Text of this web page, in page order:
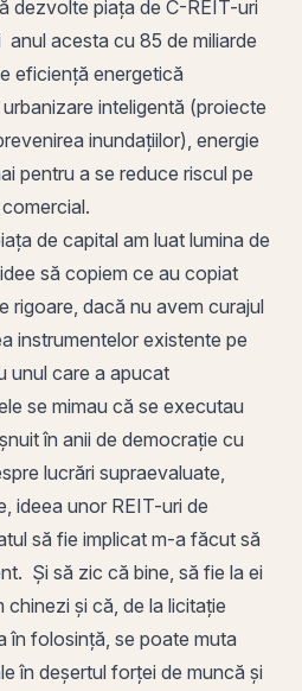
dezvolte piața de C-REIT-uri
acesta cu 85 de miliarde
eficiență energetică
inteligentă (proiecte
inundațiilor), energie
pentru a se reduce riscul pe
de capital am luat lumina de
să copiem ce au copiat
rigoare, dacă nu avem curajul
instrumentelor existente pe
unul care a apucat
se mimau că se executau
în anii de democrație cu
lucrări supraevaluate,
ideea unor REIT-uri de
să fie implicat m-a făcut să
Și să zic că bine, să fie la ei
și că, de la licitație
în folosință, se poate muta
în deșertul forței de muncă și